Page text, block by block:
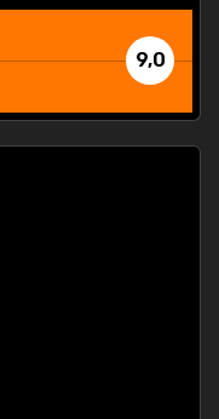
9,0